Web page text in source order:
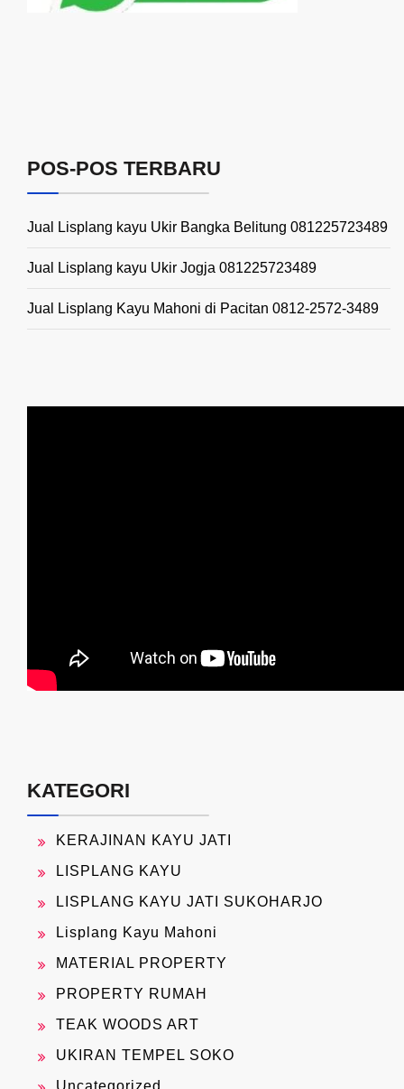
POS-POS TERBARU
Jual Lisplang kayu Ukir Bangka Belitung 081225723489
Jual Lisplang kayu Ukir Jogja 081225723489
Jual Lisplang Kayu Mahoni di Pacitan 0812-2572-3489
KATEGORI
KERAJINAN KAYU JATI
LISPLANG KAYU
LISPLANG KAYU JATI SUKOHARJO
Lisplang Kayu Mahoni
MATERIAL PROPERTY
PROPERTY RUMAH
TEAK WOODS ART
UKIRAN TEMPEL SOKO
Uncategorized